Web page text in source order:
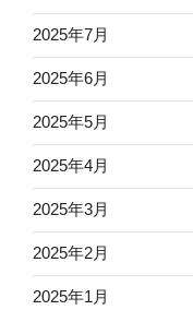
2025年7月
2025年6月
2025年5月
2025年4月
2025年3月
2025年2月
2025年1月